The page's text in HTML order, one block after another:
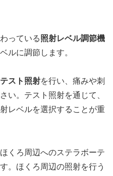
っている照射レベル調節機
ルに調節します。
テスト照射を行い、痛みや刺
い。テスト照射を通じて、
レベルを選択することが重
くろ周辺へのステラボーテ
。ほくろ周辺の照射を行う